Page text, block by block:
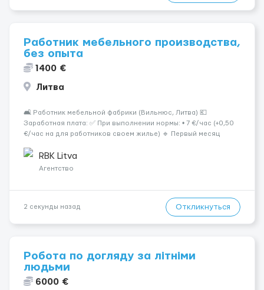
Работник мебельного производства,
без опыта
1400 €
Литва
🛋 Работник мебельной фабрики (Вильнюс, Литва) 💶
Заработная плата: ✅ При выполнении нормы: • 7 €/час (+0,50
€/час на для работников своем жилье) 🔹 Первый месяц
работы: Вильнюс 📦 Обязанности: Работа на современн...
RBK Litva
Агентство
2 секунды назад Откликнуться
Робота по догляду за літніми
людьми
6000 €